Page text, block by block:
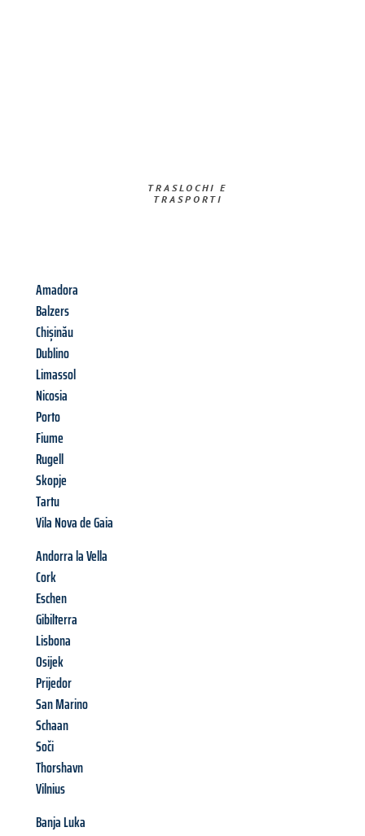
TRASLOCHI E
TRASPORTI​
Amadora
Balzers
Chișinău
Dublino
Limassol
Nicosia
Porto
Fiume
Rugell
Skopje
Tartu
Vila Nova de Gaia
Andorra la Vella
Cork
Eschen
Gibilterra
Lisbona
Osijek
Prijedor
San Marino
Schaan
Soči
Thorshavn
Vilnius
Banja Luka